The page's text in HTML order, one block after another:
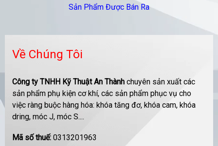
Sản Phẩm Được Bán Ra
Về Chúng Tôi
Công ty TNHH Kỹ Thuật An Thành chuyên sản xuất các
sản phẩm phụ kiện cơ khí, các sản phẩm phục vụ cho
việc ràng buộc hàng hóa: khóa tăng đơ, khóa cam, khóa
dring, móc J, móc S....
Mã số thuế: 0313201963